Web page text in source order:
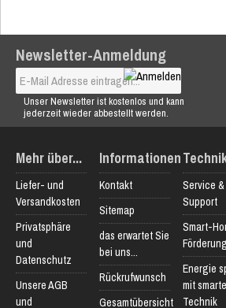
Newsletter-Anmeldung
Unser Newsletter ist kostenlos und kann
jederzeit wieder abbestellt werden.
Mehr über...
Liefer- und
Versandkosten
Privatsphäre
und
Datenschutz
Unsere AGB
und
Informationen
Kontakt
Sitemap
das erwartet Sie
bei uns...
Rückrufwunsch
Gesamtübersicht
Service &
Support
Smart-
Förderung
Energie
mit
Technik